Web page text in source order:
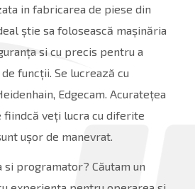
in fabricarea de piese din
știe sa folosească mașinăria
si cu precis pentru a
funcții. Se lucrează cu
Edgecam. Acuratețea
veți lucra cu diferite
ușor de manevrat.
programator? Căutam un